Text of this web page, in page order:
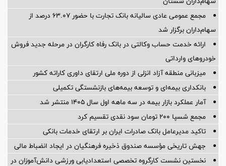
مجمع عمومی عادی سالیانه بانک تجارت با حضور ۶۳.۰۷ درصد از
سهام‌داران برگزار شد
ارائه خدمت حساب وکالتی در بانک رفاه کارگران در مرحله جدید فروش
خودروهای وارداتی
میزبانی منطقه آزاد انزلی از دوره ملی ارتقای داوری كاراته كشور
بانکداری بیمه‌ای و توسعه بیمه‌های بازنشستگی تکمیلی
آمار عملكرد بازار بیمه در سه ماهه اول سال 1405 منتشر شد
مجمع شسپا 200 تومان سود نقدی تقسیم کرد
تاکید مدیرعامل بانک صادرات ایران بر ارتقای خدمات بانکی
جهش تاریخی مؤسسه صندوق ذخیره فرهنگیان در ایجاد انضباط مالی
نخستین نشست كارگروه تخصصی استعدادیابی ورزشی دانش‌آموزان در